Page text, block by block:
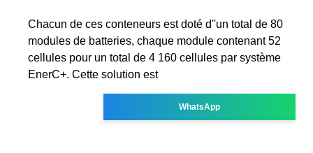
Chacun de ces conteneurs est doté d''un total de 80
modules de batteries, chaque module contenant 52
cellules pour un total de 4 160 cellules par système
EnerC+. Cette solution est
WhatsApp